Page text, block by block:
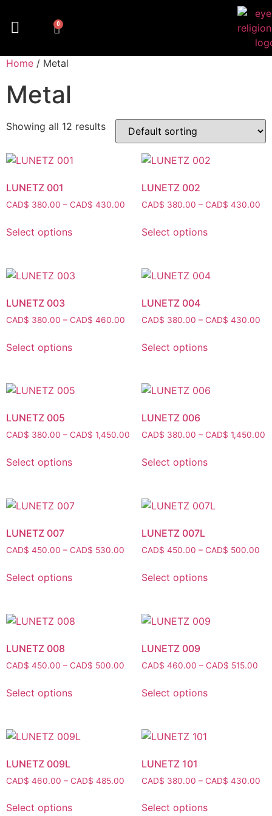
0
Home / Metal
Metal
Showing all 12 results
LUNETZ 001
CAD$ 380.00 – CAD$ 430.00
Select options
LUNETZ 002
CAD$ 380.00 – CAD$ 430.00
Select options
LUNETZ 003
CAD$ 380.00 – CAD$ 460.00
Select options
LUNETZ 004
CAD$ 380.00 – CAD$ 430.00
Select options
LUNETZ 005
CAD$ 380.00 – CAD$ 1,450.00
Select options
LUNETZ 006
CAD$ 380.00 – CAD$ 1,450.00
Select options
LUNETZ 007
CAD$ 450.00 – CAD$ 530.00
Select options
LUNETZ 007L
CAD$ 450.00 – CAD$ 500.00
Select options
LUNETZ 008
CAD$ 450.00 – CAD$ 500.00
Select options
LUNETZ 009
CAD$ 460.00 – CAD$ 515.00
Select options
LUNETZ 009L
CAD$ 460.00 – CAD$ 485.00
Select options
LUNETZ 101
CAD$ 380.00 – CAD$ 430.00
Select options